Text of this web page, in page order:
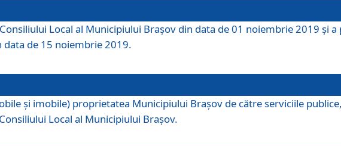
Local al Municipiului Brașov din data de 01 noiembrie 2019 și
de 15 noiembrie 2019.
și imobile) proprietatea Municipiului Brașov de către serviciile
Local al Municipiului Brașov.